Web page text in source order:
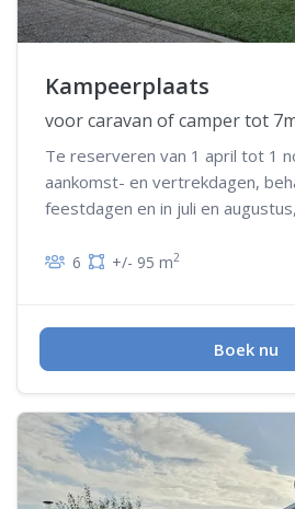
Kampeerplaats
voor caravan of camper tot
Te reserveren van 1 april tot 1
aankomst- en vertrekdagen,
feestdagen en in juli en
6 +/- 95 m2
Boek nu